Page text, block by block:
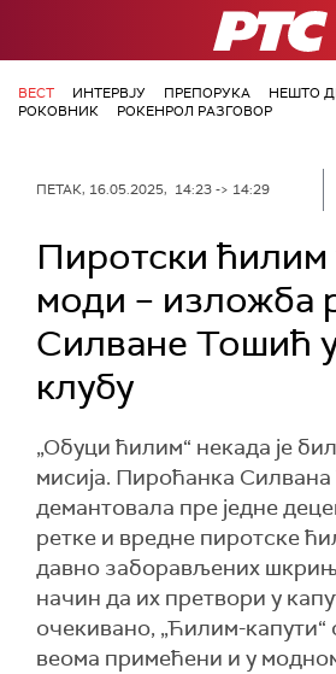
РТС
ВЕСТ ИНТЕРВЈУ ПРЕПОРУКА НЕШТО
РОКОВНИК
РОКЕНРОЛ РАЗГОВОР
ПЕТАК, 16.05.2025, 14:23 -> 14:29
Пиротски ћилим
моди – изложба
Силване Тошић
клубу
„Обуци ћилим“ некада је
мисија. Пироћанка Силвана
демантовала пре једне
ретке и вредне пиротске
давно заборављених
начин да их претвори у
очекивано, „Ћилим-капути“
веома примећени и у